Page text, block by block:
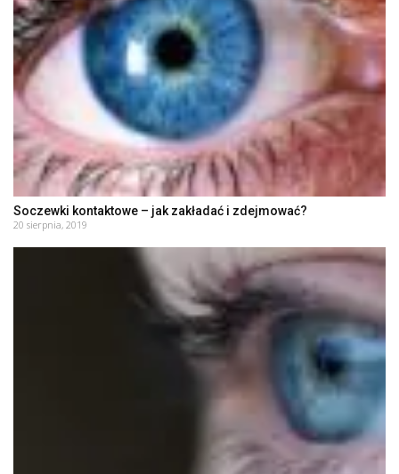
Soczewki kontaktowe – jak zakładać i zdejmować?
20 sierpnia, 2019